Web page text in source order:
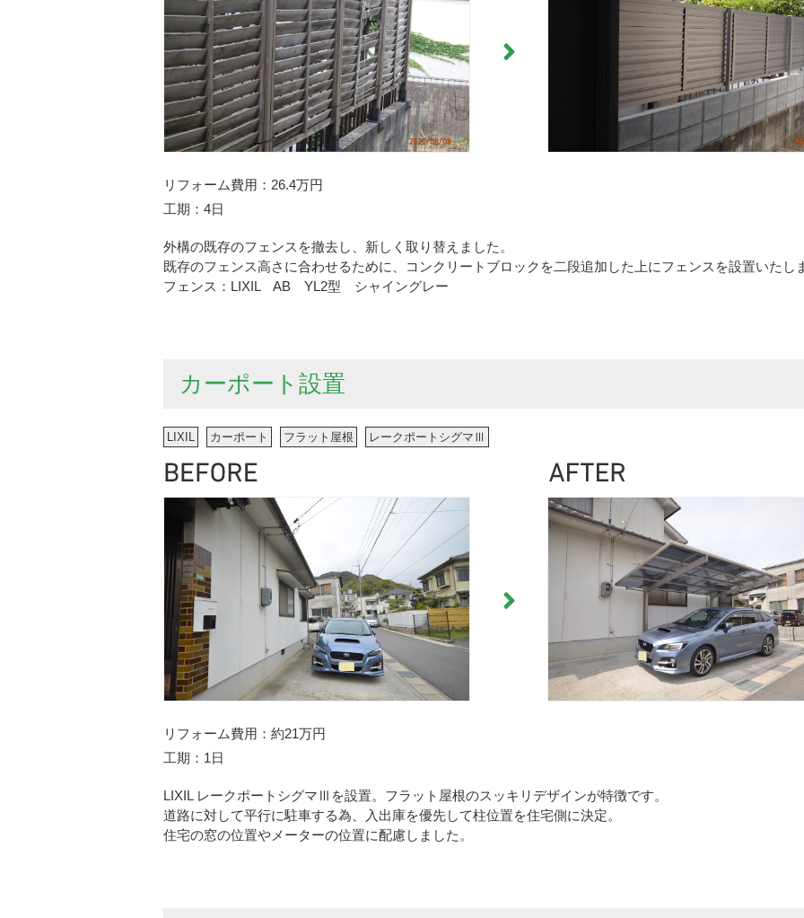
リフォーム費用
26.4万円
工期
4日
外構の既存のフェンスを撤去し、新しく取り替えました。
既存のフェンス高さに合わせるために、コンクリートブロックを二段追加した上にフェンスを設置いたし
フェンス：LIXIL AB YL2型 シャイングレー
カーポート設置
LIXIL カーポート フラット屋根 レークポートシグマⅢ
リフォーム費用
約21万円
工期
1日
LIXIL レークポートシグマⅢを設置。フラット屋根のスッキリデザインが特徴です。
道路に対して平行に駐車する為、入出庫を優先して柱位置を住宅側に決定。
住宅の窓の位置やメーターの位置に配慮しました。